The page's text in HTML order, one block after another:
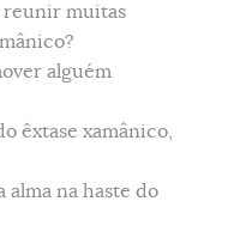
reunir muitas
alguém
êxtase xamânico,
alma na haste do